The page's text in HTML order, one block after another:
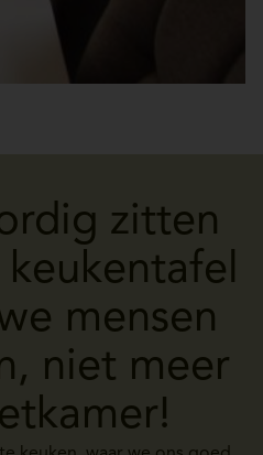
zitten
mensen
niet meer